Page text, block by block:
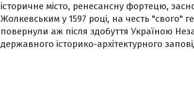
історичне місто, ренесансну фортецю,
Жолкевським у 1597 році, на честь "свого"
повернули аж після здобуття Україною
державного історико-архітектурного